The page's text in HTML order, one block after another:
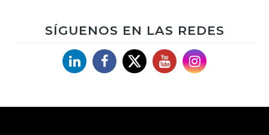
SÍGUENOS EN LAS REDES
LinkedinFacebook
X YouTubeInstagram